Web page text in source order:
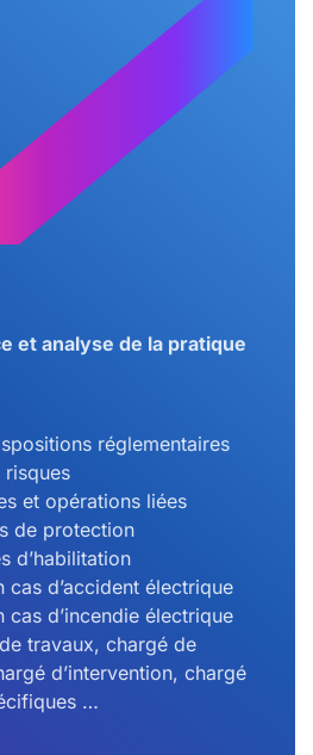
et analyse de la pratique
réglementaires
risques
et opérations liées
de protection
d’habilitation
cas d’accident électrique
cas d’incendie électrique
travaux, chargé de
d’intervention, chargé
…